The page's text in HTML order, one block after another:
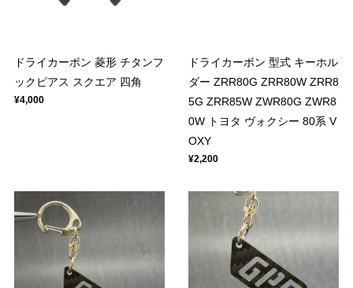
ドライカーボン 菱形 チタンフ
ックピアス スクエア 四角
¥4,000
ドライカーボン 型式 キーホル
ダー ZRR80G ZRR80W ZRR8
5G ZRR85W ZWR80G ZWR8
0W トヨタ ヴォクシー 80系 V
OXY
¥2,200